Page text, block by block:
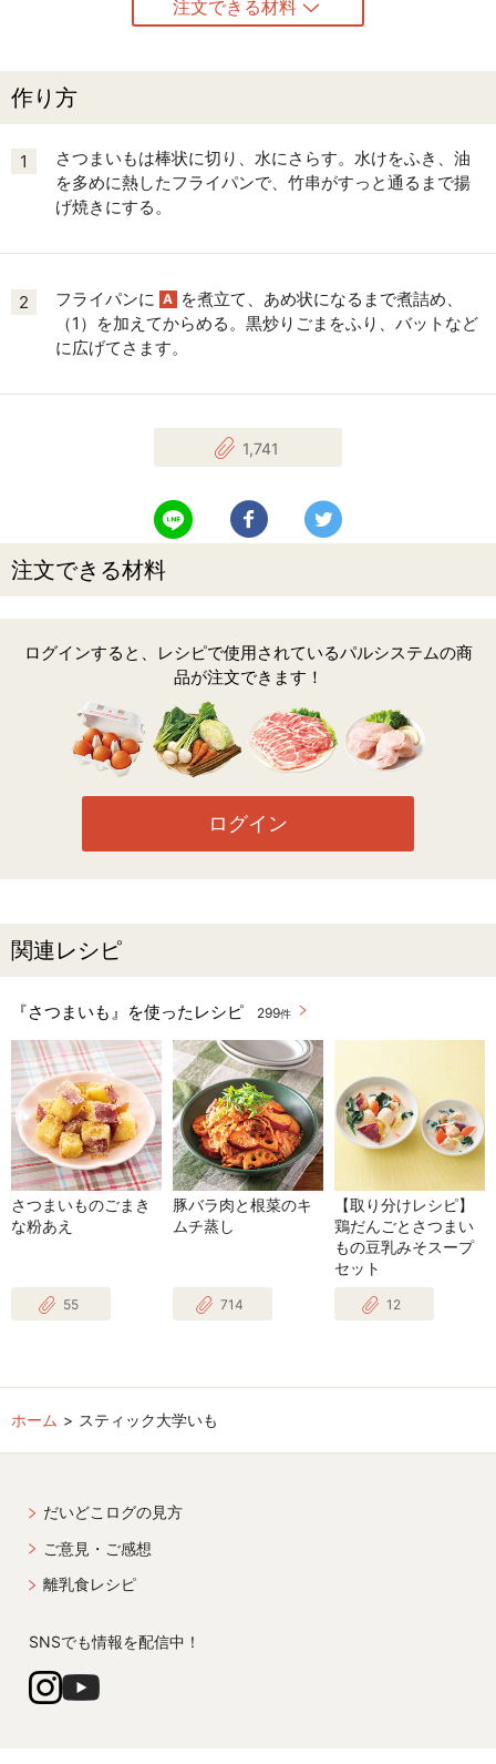
注文できる材料
作り方
1
さつまいもは棒状に切り、水にさらす。水けをふき、油
を多めに熱したフライパンで、竹串がすっと通るまで揚
げ焼きにする。
2 フライパンに A を煮立て、あめ状になるまで煮詰め、
（1）を加えてからめる。黒炒りごまをふり、バットなど
に広げてさます。
1,741
LINEで送る Facebookでシェアする
注文できる材料
ログインすると、レシピで使用されているパルシステムの商
品が注文できます！
ログイン
関連レシピ
『さつまいも』を使ったレシピ 299件
さつまいものごまき
な粉あえ
55
豚バラ肉と根菜のキ
ムチ蒸し
714
【取り分けレシピ】
鶏だんごとさつまい
もの豆乳みそスープ
セット
12
ホーム スティック大学いも
だいどこログの見方
ご意見・ご感想
離乳食レシピ
SNSでも情報を配信中！